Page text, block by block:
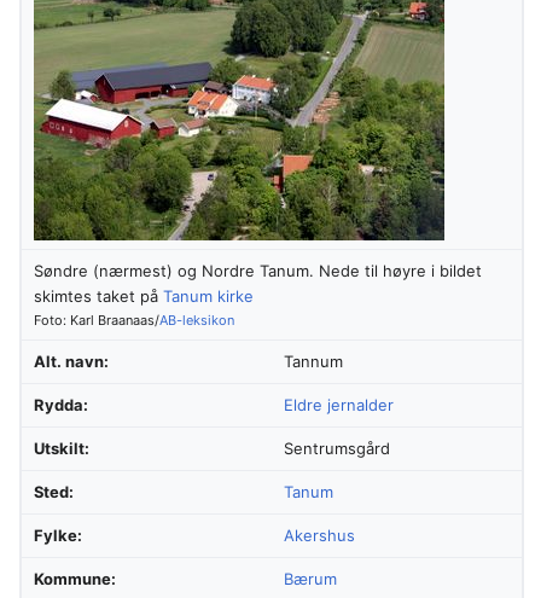
Søndre (nærmest) og Nordre Tanum. Nede til høyre i bildet
skimtes taket på Tanum kirke
Foto: Karl Braanaas/AB-leksikon
Alt. navn: Tannum
Rydda: Eldre jernalder
Utskilt: Sentrumsgård
Sted: Tanum
Fylke: Akershus
Kommune: Bærum